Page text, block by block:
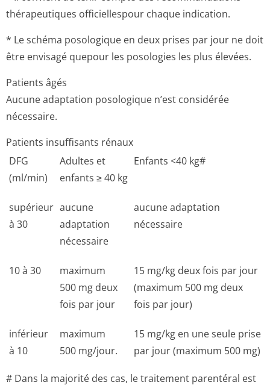
thérapeutiques officiellespour chaque indication.
* Le schéma posologique en deux prises par jour ne doit
être envisagé quepour les posologies les plus élevées.
Patients âgés
Aucune adaptation posologique n’est considérée
nécessaire.
Patients insuffisants rénaux
DFG
(ml/min)
Adultes et
enfants ≥ 40 kg
Enfants <40 kg#
supérieur
à 30
aucune
adaptation
nécessaire
aucune adaptation
nécessaire
10 à 30
maximum
500 mg deux
fois par jour
15 mg/kg deux fois par jour
(maximum 500 mg deux
fois par jour)
inférieur
à 10
maximum
500 mg/jour.
15 mg/kg en une seule prise
par jour (maximum 500 mg)
# Dans la majorité des cas, le traitement parentéral est